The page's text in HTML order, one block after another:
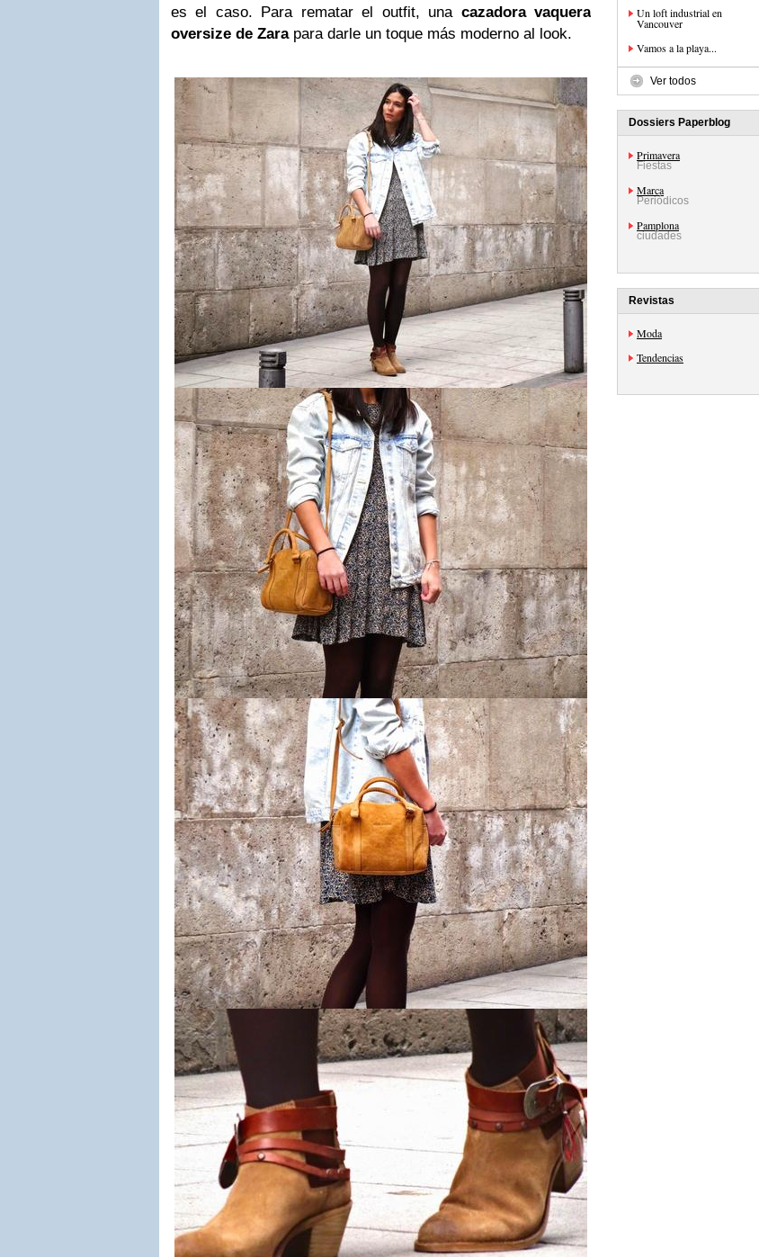
es el caso. Para rematar el outfit, una cazadora vaquera
oversize de Zara para darle un toque más moderno al look.
Un loft industrial en
Vancouver
Vamos a la playa...
Ver todos
Dossiers Paperblog
Primavera
Fiestas
Marca
Periódicos
Pamplona
ciudades
Revistas
Moda
Tendencias